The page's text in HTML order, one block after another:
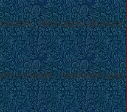
public_html/application/
public_html/index.php